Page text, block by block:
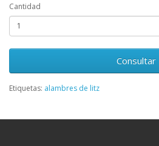
Cantidad
Consultar
Etiquetas: alambres de litz